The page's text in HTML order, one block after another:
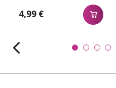
4,99 €